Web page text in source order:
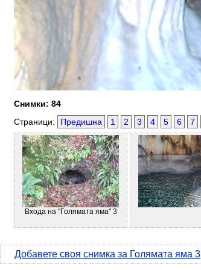
Снимки: 84
Страници:
Предишна 1 2 3 4 5 6 7
Входа на "Голямата яма" 3
Добавете своя снимка за Голямата яма 3